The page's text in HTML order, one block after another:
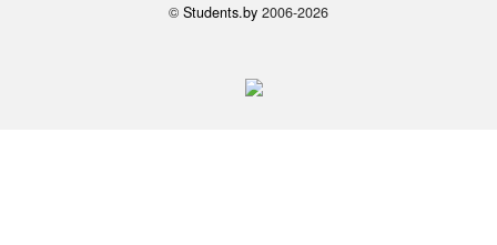
© Students.by 2006-2026